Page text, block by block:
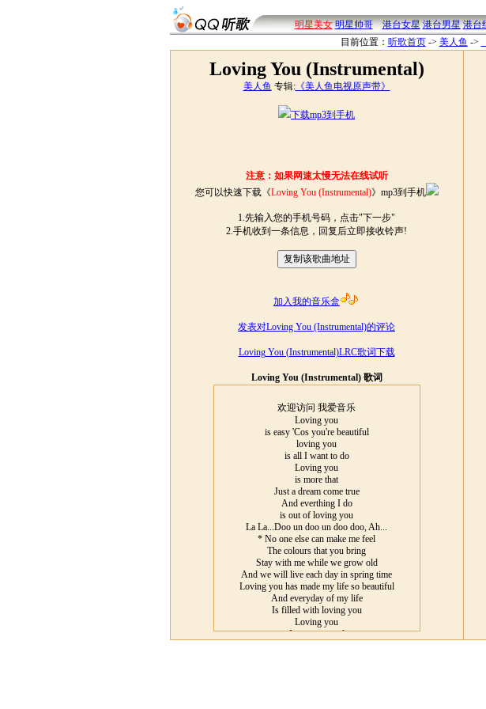
明星美女 明星帅哥 港台女星 港台男星 港台
目前位置： 听歌首页 -> 美人鱼 ->
Loving You (Instrumental)
美人鱼 专辑:《美人鱼电视原声带》
下载mp3到手机
注意：如果网速太慢无法在线试听
您可以快速下载《Loving You (Instrumental)》mp3到手机
1.先输入您的手机号码，点击"下一步"
2.手机收到一条信息，回复后立即接收铃声!
加入我的音乐盒
发表对Loving You (Instrumental)的评论
Loving You (Instrumental)LRC歌词下载
Loving You (Instrumental) 歌词
欢迎访问 我爱音乐
Loving you
is easy 'Cos you're beautiful
loving you
is all I want to do
Loving you
is more that
Just a dream come true
And everthing I do
is out of loving you
La La...Doo un doo un doo doo, Ah...
* No one else can make me feel
The colours that you bring
Stay with me while we grow old
And we will live each day in spring time
Loving you has made my life so beautiful
And everyday of my life
Is filled with loving you
Loving you
I see your soul